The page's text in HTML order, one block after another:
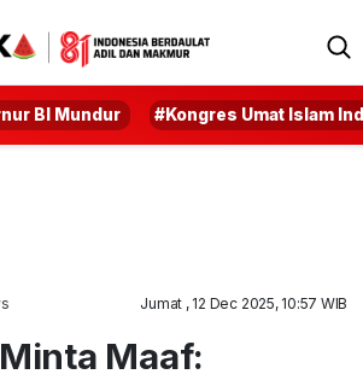
BI Mundur #Kongres Umat Islam
Jumat , 12 Dec 2025, 10:57 WIB
Maaf: